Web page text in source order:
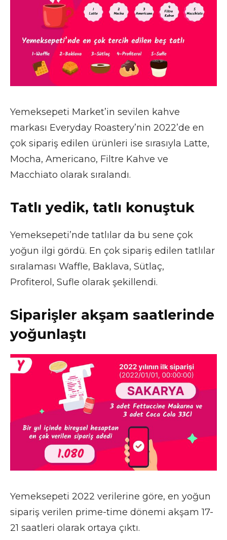
Yemeksepeti Market’in sevilen kahve
markası Everyday Roastery’nin 2022’de en
çok sipariş edilen ürünleri ise sırasıyla Latte,
Mocha, Americano, Filtre Kahve ve
Macchiato olarak sıralandı.
Tatlı yedik, tatlı konuştuk
Yemeksepeti’nde tatlılar da bu sene çok
yoğun ilgi gördü. En çok sipariş edilen tatlılar
sıralaması Waffle, Baklava, Sütlaç,
Profiterol, Sufle olarak şekillendi.
Siparişler akşam saatlerinde
yoğunlaştı
Yemeksepeti 2022 verilerine göre, en yoğun
sipariş verilen prime-time dönemi akşam 17-
21 saatleri olarak ortaya çıktı.